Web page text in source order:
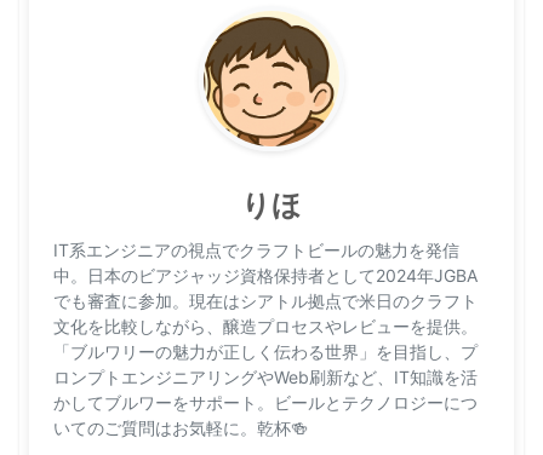
りほ
IT系エンジニアの視点でクラフトビールの魅力を発信
中。日本のビアジャッジ資格保持者として2024年JGBA
でも審査に参加。現在はシアトル拠点で米日のクラフト
文化を比較しながら、醸造プロセスやレビューを提供。
「ブルワリーの魅力が正しく伝わる世界」を目指し、プ
ロンプトエンジニアリングやWeb刷新など、IT知識を活
かしてブルワーをサポート。ビールとテクノロジーにつ
いてのご質問はお気軽に。乾杯🍻